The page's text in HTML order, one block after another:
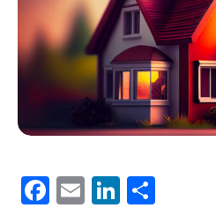
Facebook
EmailLinkedIn